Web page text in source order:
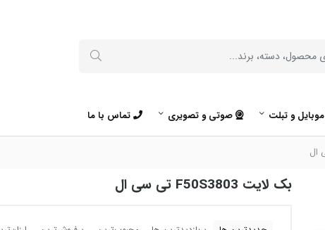
موبایل و تبلت صوتی و تصویری تماس با ما
بک لایت F50S3803 تی سی ال